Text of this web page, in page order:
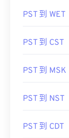
PST 到 WET
PST 到 CST
PST 到 MSK
PST 到 NST
PST 到 CDT